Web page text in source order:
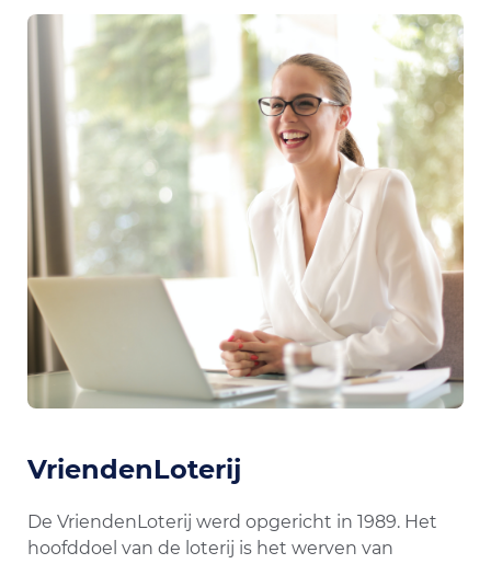
VriendenLoterij
De VriendenLoterij werd opgericht in 1989. Het
hoofddoel van de loterij is het werven van